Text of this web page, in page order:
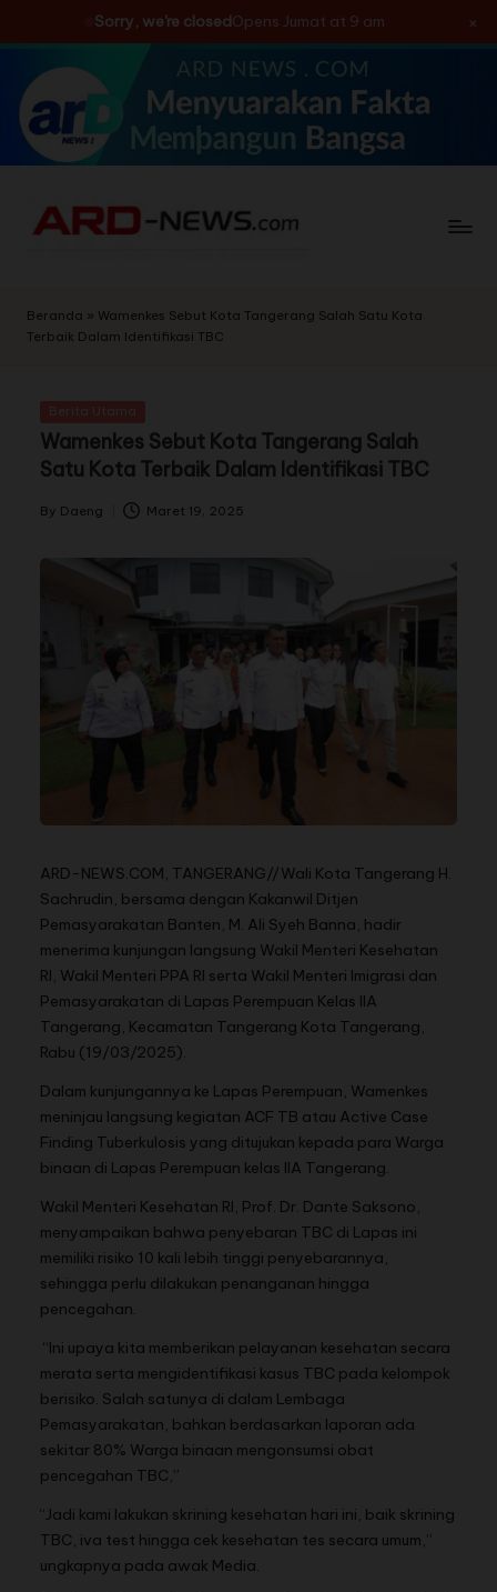
Sorry, we're closedOpens Jumat at 9 am ×
Skip
content
Beranda » Wamenkes Sebut Kota Tangerang Salah Satu Kota
Terbaik Dalam Identifikasi TBC
Wamenkes Sebut Kota Tangerang Salah
Satu Kota Terbaik Dalam Identifikasi TBC
By Daeng Maret 19, 2025
ARD-NEWS.COM, TANGERANG//Wali Kota Tangerang H.
Sachrudin, bersama dengan Kakanwil Ditjen
Pemasyarakatan Banten, M. Ali Syeh Banna, hadir
menerima kunjungan langsung Wakil Menteri Kesehatan
RI, Wakil Menteri PPA RI serta Wakil Menteri Imigrasi dan
Pemasyarakatan di Lapas Perempuan Kelas IIA
Tangerang, Kecamatan Tangerang Kota Tangerang,
Rabu (19/03/2025).
Dalam kunjungannya ke Lapas Perempuan, Wamenkes
meninjau langsung kegiatan ACF TB atau Active Case
Finding Tuberkulosis yang ditujukan kepada para Warga
binaan di Lapas Perempuan kelas IIA Tangerang.
Wakil Menteri Kesehatan RI, Prof. Dr. Dante Saksono,
menyampaikan bahwa penyebaran TBC di Lapas ini
memiliki risiko 10 kali lebih tinggi penyebarannya,
sehingga perlu dilakukan penanganan hingga
pencegahan.
“Ini upaya kita memberikan pelayanan kesehatan secara
merata serta mengidentifikasi kasus TBC pada kelompok
berisiko. Salah satunya di dalam Lembaga
Pemasyarakatan, bahkan berdasarkan laporan ada
sekitar 80% Warga binaan mengonsumsi obat
pencegahan TBC,”
“Jadi kami lakukan skrining kesehatan hari ini, baik skrining
TBC, iva test hingga cek kesehatan tes secara umum,”
ungkapnya pada awak Media.